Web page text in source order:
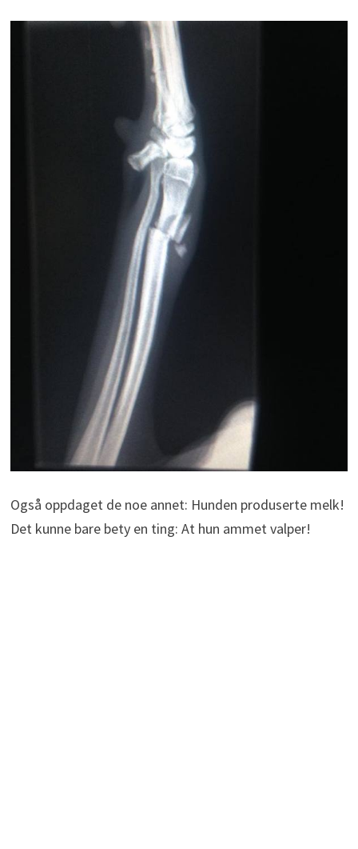
Også oppdaget de noe annet: Hunden produserte melk!
Det kunne bare bety en ting: At hun ammet valper!